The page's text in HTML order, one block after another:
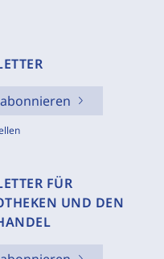
FÜR
UND DEN